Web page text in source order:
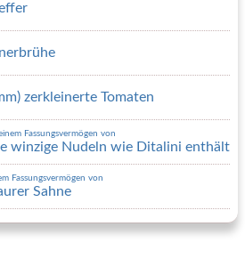
zerkleinerte Tomaten
Fassungsvermögen von
winzige Nudeln wie Ditalini enthält
Fassungsvermögen von
Sahne